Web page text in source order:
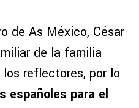
de As México, César
de la familia
reflectores, por lo
españoles para el